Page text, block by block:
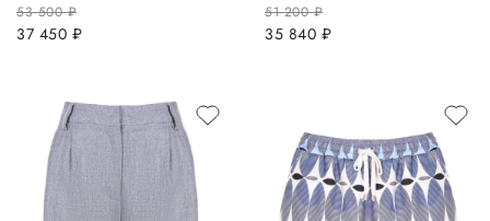
53 500руб.
37 450 руб.
51 200руб.
35 840 руб.